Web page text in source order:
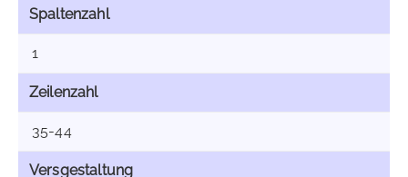
Spaltenzahl
1
Zeilenzahl
35-44
Versgestaltung